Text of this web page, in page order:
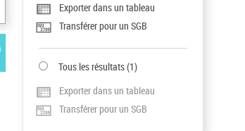
Exporter dans un tableau
Transférer pour un SGB
Tous les résultats(1)
Exporter dans un tableau
Transférer pour un SGB